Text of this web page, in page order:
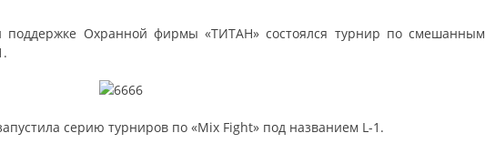
поддержке Охранной фирмы «ТИТАН» состоялся турнир по смешанным
серию турниров по «Mix Fight» под названием L-1.